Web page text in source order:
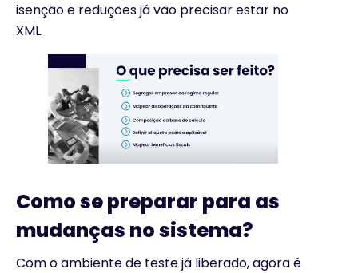
isenção e reduções já vão precisar estar no
XML.
Como se preparar para as
mudanças no sistema?
Com o ambiente de teste já liberado, agora é